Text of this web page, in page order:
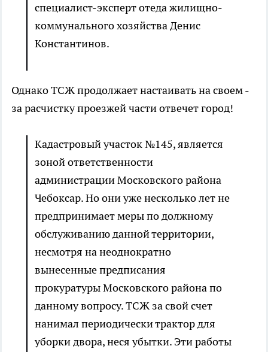
специалист-эксперт отеда жилищно-
коммунального хозяйства Денис
Константинов.
Однако ТСЖ продолжает настаивать на своем -
за расчистку проезжей части отвечет город!
Кадастровый участок №145, является
зоной ответственности
администрации Московского района
Чебоксар. Но они уже несколько лет не
предпринимает меры по должному
обслуживанию данной территории,
несмотря на неоднократно
вынесенные предписания
прокуратуры Московского района по
данному вопросу. ТСЖ за свой счет
нанимал периодически трактор для
уборки двора, неся убытки. Эти работы